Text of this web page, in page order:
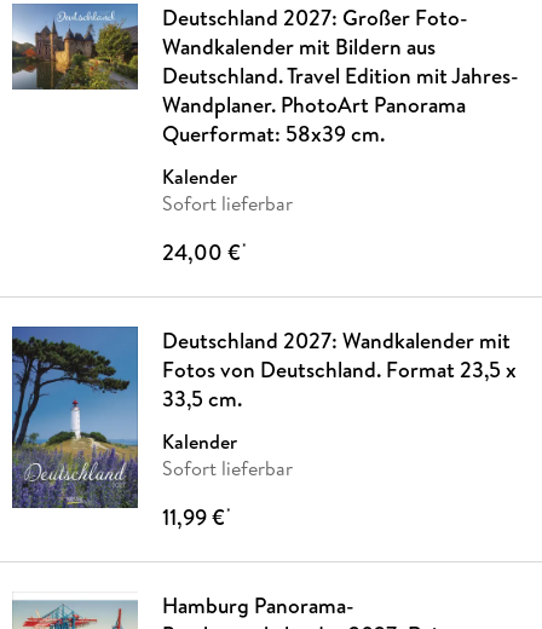
Deutschland 2027: Großer Foto-
Wandkalender mit Bildern aus
Deutschland. Travel Edition mit Jahres-
Wandplaner. PhotoArt Panorama
Querformat: 58x39 cm.
Kalender
Sofort lieferbar
24,00 €*
Deutschland 2027: Wandkalender mit
Fotos von Deutschland. Format 23,5 x
33,5 cm.
Kalender
Sofort lieferbar
11,99 €*
Hamburg Panorama-